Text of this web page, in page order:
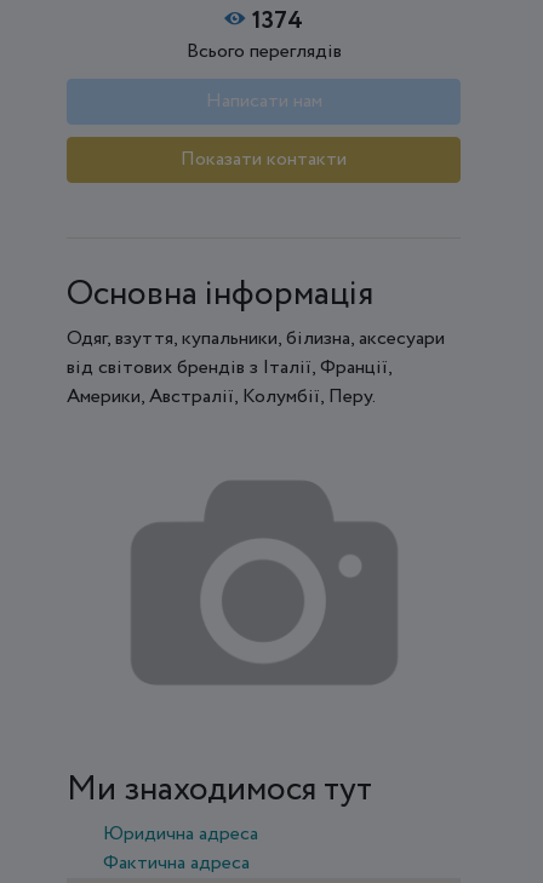
1374
Всього переглядів
Написати нам
Показати контакти
Основна інформація
Одяг, взуття, купальники, білизна, аксесуари
від світових брендів з Італії, Франції,
Америки, Австралії, Колумбії, Перу.
Ми знаходимося тут
Юридична адреса
Фактична адреса